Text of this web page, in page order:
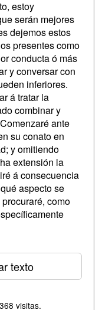
estoy
serán mejores
dejemos estos
presentes como
conducta ó más
y conversar con
inferiores.
á tratar la
combinar y
ante
su conato en
y omitiendo
extensión la
á consecuencia
aspecto se
como
texto
368 visitas.